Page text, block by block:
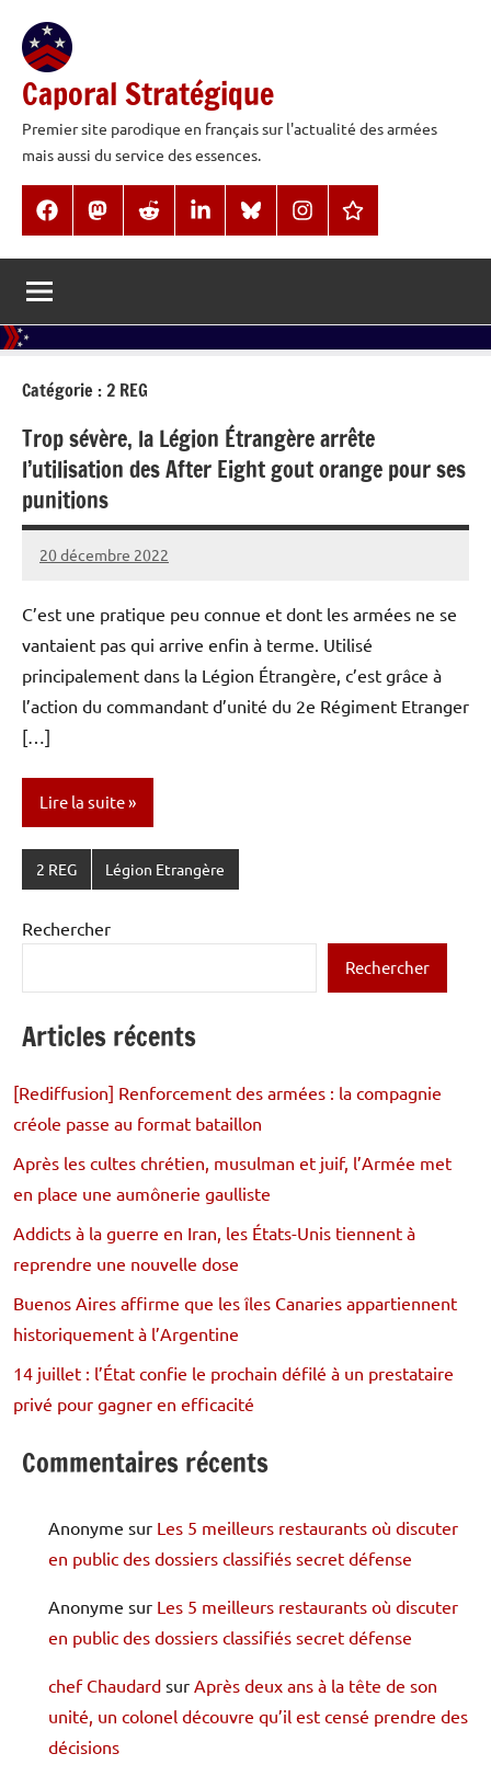
contenu
Caporal Stratégique
Premier site parodique en français sur l'actualité des armées
mais aussi du service des essences.
FacebookMastodonReddit LinkedInBlueSkyInstagramThreads
Catégorie :2 REG
Trop sévère, la Légion Étrangère arrête
l’utilisation des After Eight gout orange pour ses
punitions
20 décembre 2022
Caporal
Aucun
C’est une pratique peu connue et dont les armées ne se
vantaient pas qui arrive enfin à terme. Utilisé
principalement dans la Légion Étrangère, c’est grâce à
l’action du commandant d’unité du 2e Régiment Etranger
[…]
Lire la suite
2 REG Légion Etrangère
Rechercher
Rechercher
Articles récents
[Rediffusion] Renforcement des armées : la compagnie
créole passe au format bataillon
Après les cultes chrétien, musulman et juif, l’Armée met
en place une aumônerie gaulliste
Addicts à la guerre en Iran, les États-Unis tiennent à
reprendre une nouvelle dose
Buenos Aires affirme que les îles Canaries appartiennent
historiquement à l’Argentine
14 juillet : l’État confie le prochain défilé à un prestataire
privé pour gagner en efficacité
Commentaires récents
Anonyme sur Les 5 meilleurs restaurants où discuter
en public des dossiers classifiés secret défense
Anonyme sur Les 5 meilleurs restaurants où discuter
en public des dossiers classifiés secret défense
chef Chaudard sur Après deux ans à la tête de son
unité, un colonel découvre qu’il est censé prendre des
décisions